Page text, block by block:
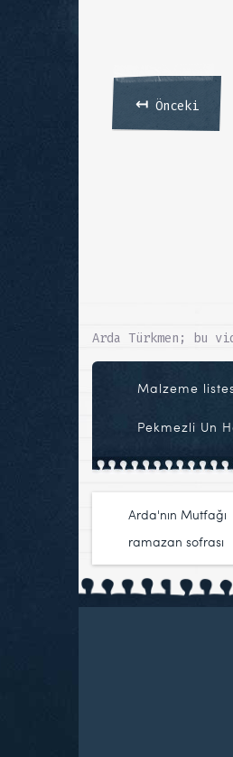
↤Önceki
Arda Türkmen; bu
Malzeme
Pekmezli Un
Arda'nın Mutfağı
ramazan sofrası